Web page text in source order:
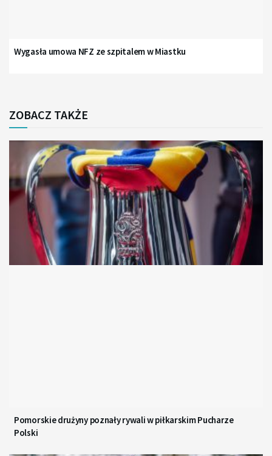
Wygasła umowa NFZ ze szpitalem w Miastku
ZOBACZ TAKŻE
Pomorskie drużyny poznały rywali w piłkarskim Pucharze
Polski